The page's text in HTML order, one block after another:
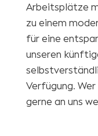
Arbeitsplätze
zu einem
für eine
unseren
Verfügung.
gerne an uns